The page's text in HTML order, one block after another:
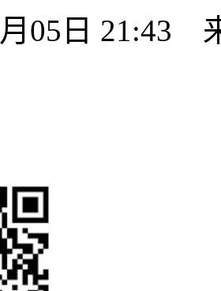
05日 21:43